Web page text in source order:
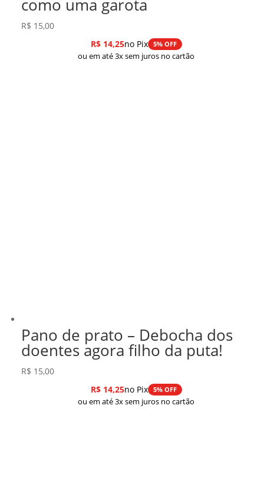
como uma garota
R$ 15,00
R$14,25no Pix 5% OFF
ou em até 3x sem juros no cartão
Pano de prato – Debocha dos
doentes agora filho da puta!
R$ 15,00
R$14,25no Pix 5% OFF
ou em até 3x sem juros no cartão